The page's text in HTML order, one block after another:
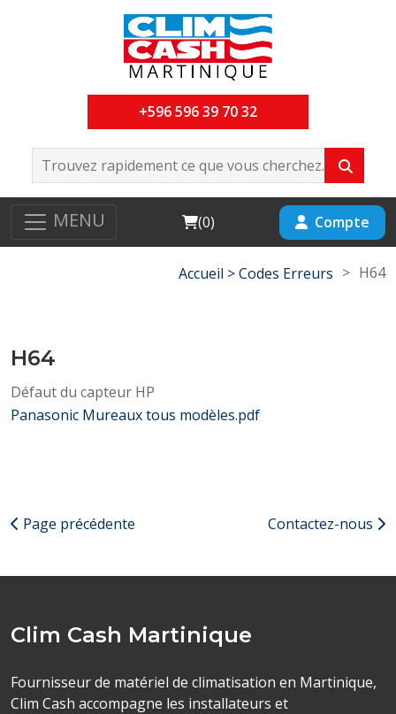
+596 596 39 70 32
MENU Cart
(0) Compte
Accueil >Codes Erreurs > H64
H64
Défaut du capteur HP
Panasonic Mureaux tous modèles.pdf
Page précédente Contactez-nous
Clim Cash Martinique
Fournisseur de matériel de climatisation en Martinique,
Clim Cash accompagne les installateurs et